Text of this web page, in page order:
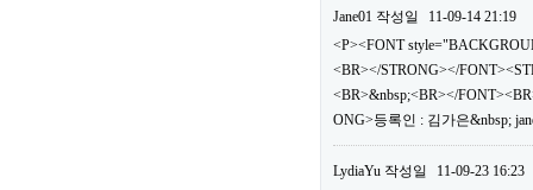
Jane01 작성일
11-09-14 21:19
<P><FONT
<BR></STRONG></
<BR>&nbsp;<BR></
ONG>등록인 : 김가은&nbsp;
LydiaYu 작성일
11-09-23 16:23